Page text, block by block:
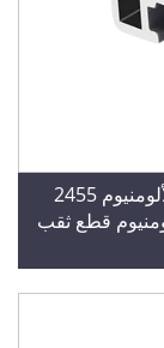
سمت حزام النقل القياسي ملف تعريف الألومنيوم 2455
قطع ثقب